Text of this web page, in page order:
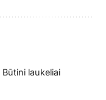
Būtini laukeliai